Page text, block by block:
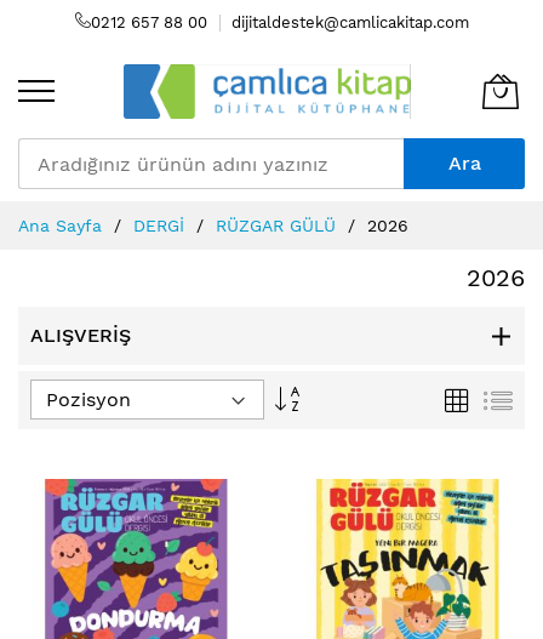
0212 657 88 00 dijitaldestek@camlicakitap.com
Ara
to
Ana Sayfa DERGİ RÜZGAR GÜLÜ 2026
2026
ALIŞVERIŞ
Büyükten
Izgara